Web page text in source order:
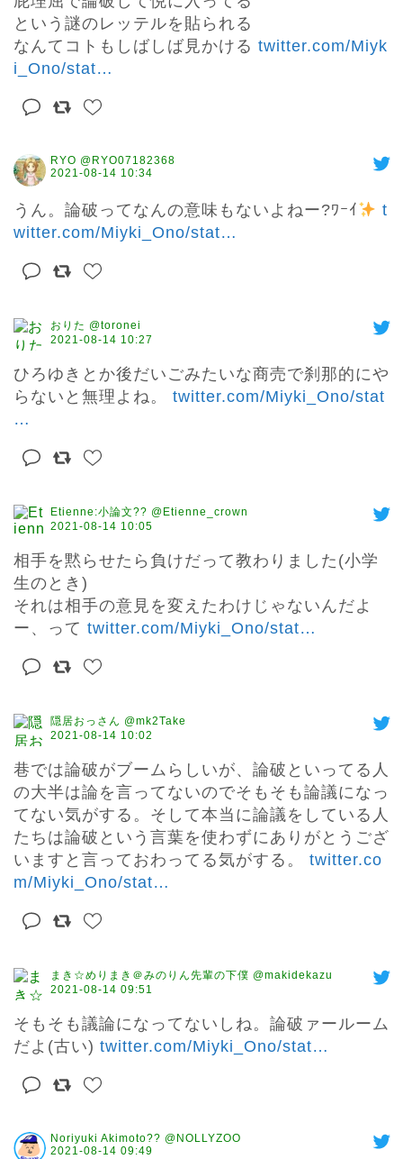
という謎のレッテルを貼られる
なんてコトもしばしば見かける twitter.com/Miyk
i_Ono/stat…
RYO @RYO07182368
2021-08-14 10:34
うん。論破ってなんの意味もないよねー?ﾜｰｲ
t
witter.com/Miyki_Ono/stat…
おりた @toronei
2021-08-14 10:27
ひろゆきとか後だいごみたいな商売で刹那的にや
らないと無理よね。 twitter.com/Miyki_Ono/stat
…
Etienne:小論文?? @Etienne_crown
2021-08-14 10:05
相手を黙らせたら負けだって教わりました(小学
生のとき)
それは相手の意見を変えたわけじゃないんだよ
ー、って twitter.com/Miyki_Ono/stat…
隠居おっさん @mk2Take
2021-08-14 10:02
巷では論破がブームらしいが、論破といってる人
の大半は論を言ってないのでそもそも論議になっ
てない気がする。そして本当に論議をしている人
たちは論破という言葉を使わずにありがとうござ
いますと言っておわってる気がする。 twitter.co
m/Miyki_Ono/stat…
まき☆めりまき＠みのりん先輩の下僕 @makidekazu
2021-08-14 09:51
そもそも議論になってないしね。論破ァールーム
だよ(古い) twitter.com/Miyki_Ono/stat…
Noriyuki Akimoto?? @NOLLYZOO
2021-08-14 09:49